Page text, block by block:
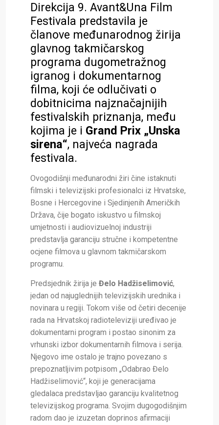
Direkcija 9. Avant&Una Film
Festivala predstavila je
članove međunarodnog žirija
glavnog takmičarskog
programa dugometražnog
igranog i dokumentarnog
filma, koji će odlučivati o
dobitnicima najznačajnijih
festivalskih priznanja, među
kojima je i Grand Prix „Unska
sirena“, najveća nagrada
festivala.
Ovogodišnji međunarodni žiri čine istaknuti
filmski i televizijski profesionalci iz Hrvatske,
Bosne i Hercegovine i Sjedinjenih Američkih
Država, čije bogato iskustvo u filmskoj
umjetnosti i audiovizuelnoj industriji
predstavlja garanciju stručne i kompetentne
ocjene filmova u glavnom takmičarskom
programu.
Predsjednik žirija je Đelo Hadžiselimović,
jedan od najuglednijih televizijskih urednika i
novinara u regiji. Tokom više od četiri decenije
rada na Hrvatskoj radioteleviziji uređivao je
dokumentarni program i postao sinonim za
vrhunski izbor dokumentarnih filmova i serija.
Njegovo ime ostalo je trajno povezano s
prepoznatljivim potpisom „Odabrao Đelo
Hadžiselimović“, koji je generacijama
gledalaca predstavljao garanciju kvalitetnog
televizijskog programa. Svojim dugogodišnjim
radom dao je izuzetan doprinos afirmaciji